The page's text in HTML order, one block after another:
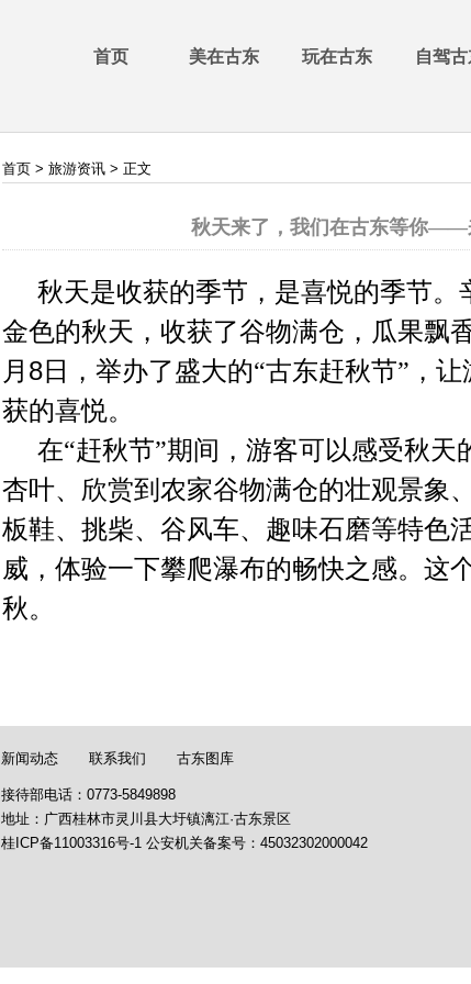
首页 美在古东 玩在古东 自驾
首页 > 旅游资讯 > 正文
秋天来了，我们在古东等你——
秋天是收获的季节，是喜悦的季节
金色的秋天，收获了谷物满仓，瓜果飘
月 8日，举办了盛大的“古东赶秋节”，
获的喜悦。
在“赶秋节”期间，游客可以感受秋
杏叶、欣赏到农家谷物满仓的壮观景象
板鞋、挑柴、谷风车、趣味石磨等特色
威，体验一下攀爬瀑布的畅快之感。这
秋。
新闻动态 联系我们 古东图库
接待部电话：0773-5849898
地址：广西桂林市灵川县大圩镇漓江·古东景区
桂ICP备11003316号-1 公安机关备案号： 45032302000042